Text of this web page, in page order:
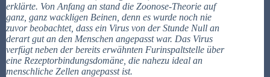
erklärte. Von Anfang an stand die Zoonose-Theorie auf
ganz, ganz wackligen Beinen, denn es wurde noch nie
zuvor beobachtet, dass ein Virus von der Stunde Null an
derart gut an den Menschen angepasst war. Das Virus
verfügt neben der bereits erwähnten Furinspaltstelle über
eine Rezeptorbindungsdomäne, die nahezu ideal an
menschliche Zellen angepasst ist.